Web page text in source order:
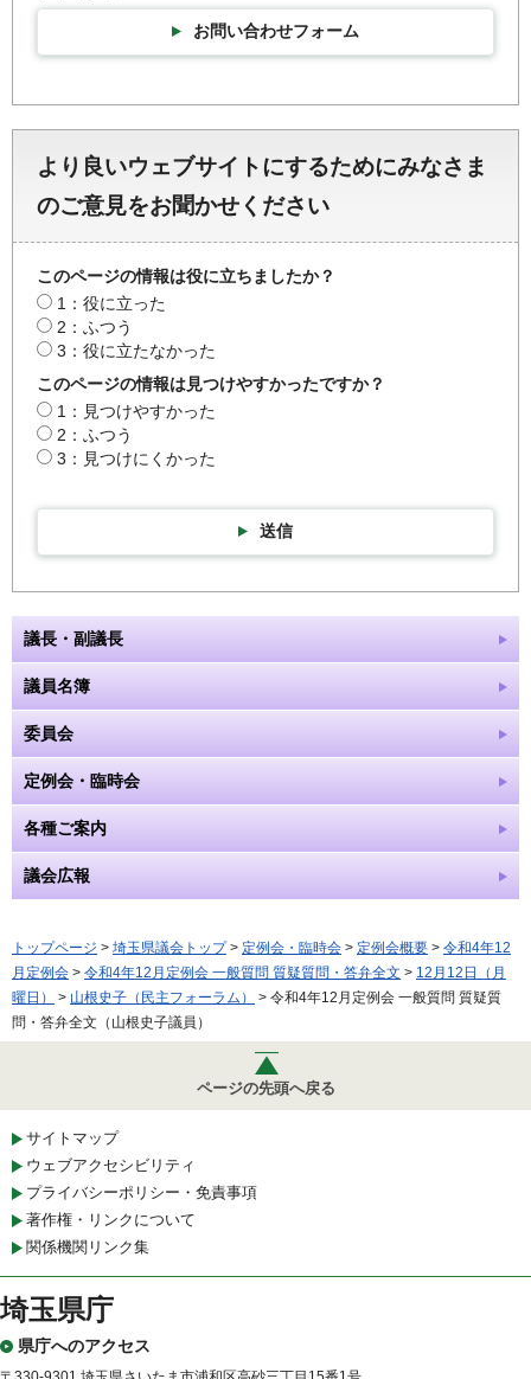
お問い合わせフォーム
より良いウェブサイトにするためにみなさま
のご意見をお聞かせください
このページの情報は役に立ちましたか？
1：役に立った
2：ふつう
3：役に立たなかった
このページの情報は見つけやすかったですか？
1：見つけやすかった
2：ふつう
3：見つけにくかった
送信
議長・副議長
議員名簿
委員会
定例会・臨時会
各種ご案内
議会広報
トップページ > 埼玉県議会トップ> 定例会・臨時会 > 定例会概要 > 令和4年12
月定例会 > 令和4年12月定例会 一般質問 質疑質問・答弁全文 > 12月12日（月
曜日）
> 山根史子（民主フォーラム）
> 令和4年12月定例会 一般質問 質疑質
問・答弁全文（山根史子議員）
ページの先頭へ戻る
サイトマップ
ウェブアクセシビリティ
プライバシーポリシー・免責事項
著作権・リンクについて
関係機関リンク集
埼玉県庁
県庁へのアクセス